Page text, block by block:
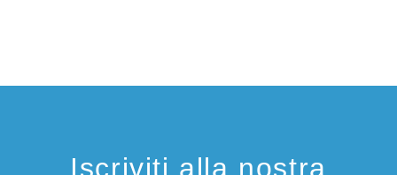
Iscriviti alla nostra